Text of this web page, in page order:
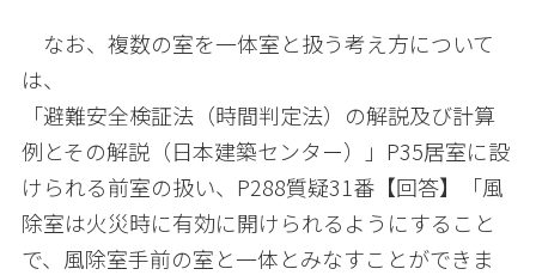
なお、複数の室を一体室と扱う考え方について
は、
「避難安全検証法（時間判定法）の解説及び計算
例とその解説（日本建築センター）」 P35居室に設
けられる前室の扱い、 P288質疑31番【回答】「風
除室は火災時に有効に開けられるようにすること
で、風除室手前の室と一体とみなすことができま